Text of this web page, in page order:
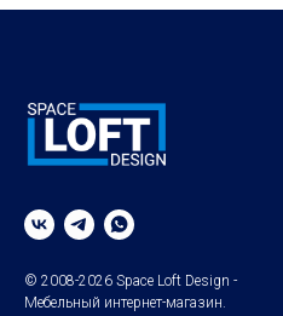
© 2008-2026 Space Loft Design -
Мебельный интернет-магазин.